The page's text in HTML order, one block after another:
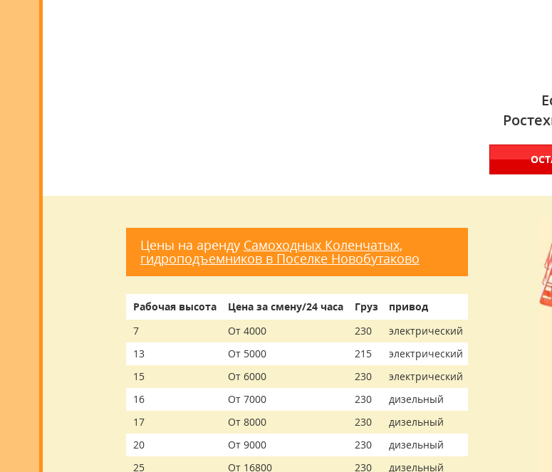
Цены на аренду Самоходных Коленчатых,
гидроподъемников в Поселке Новобутаково
Рабочая высота Цена за смену/24 часа Груз
привод
7
От 4000 230
электрический
13
От 5000 215
электрический
15
От 6000 230
электрический
16
От 7000 230
дизельный
17
От 8000 230
дизельный
20
От 9000 230
дизельный
25
От 16800 230
дизельный